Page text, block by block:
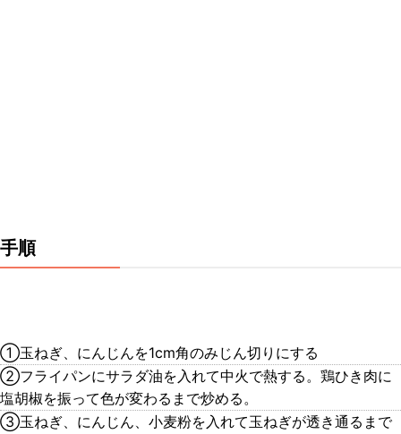
手順
①玉ねぎ、にんじんを1cm角のみじん切りにする
②フライパンにサラダ油を入れて中火で熱する。鶏ひき肉に
塩胡椒を振って色が変わるまで炒める。
③玉ねぎ、にんじん、小麦粉を入れて玉ねぎが透き通るまで